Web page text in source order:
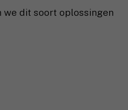
we dit soort oplossingen